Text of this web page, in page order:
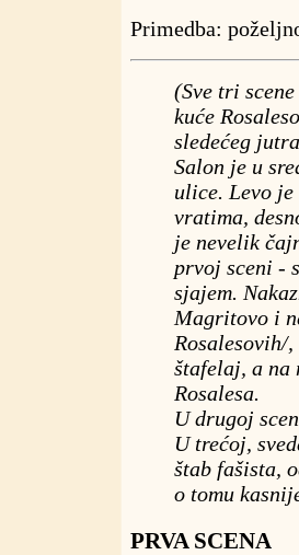
Primedba:
(Sve tri
kuće
sledećeg
Salon je u
ulice. Levo
vratima,
je nevelik
prvoj sceni -
sjajem.
Magritovo i
Rosalesovih/
štafelaj, a na
Rosalesa.
U drugoj
U trećoj,
štab fašista,
o tomu
PRVA SCENA